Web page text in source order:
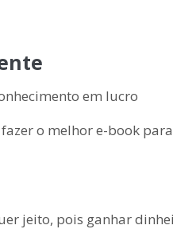
o melhor e-book
jeito, pois ganhar